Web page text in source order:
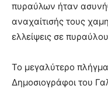
πυραύλων ήταν
αναχαίτισής τους
ελλείψεις σε
Το μεγαλύτερο
Δημοσιογράφοι του